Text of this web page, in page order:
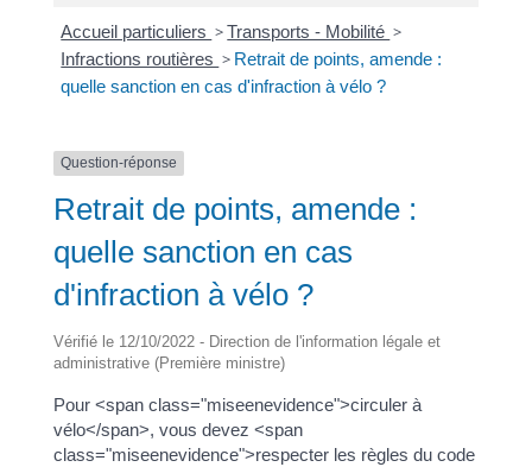
Accueil particuliers >Transports - Mobilité >
Infractions routières > Retrait de points, amende :
quelle sanction en cas d'infraction à vélo ?
Question-réponse
Retrait de points, amende :
quelle sanction en cas
d'infraction à vélo ?
Vérifié le 12/10/2022 - Direction de l'information légale et
administrative (Première ministre)
Pour <span class="miseenevidence">circuler à
vélo</span>, vous devez <span
class="miseenevidence">respecter les règles du code